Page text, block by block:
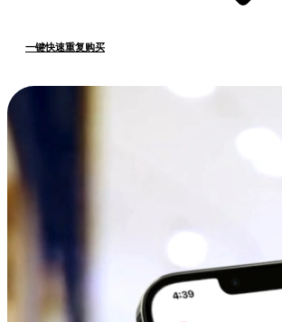
一键快速重复购买